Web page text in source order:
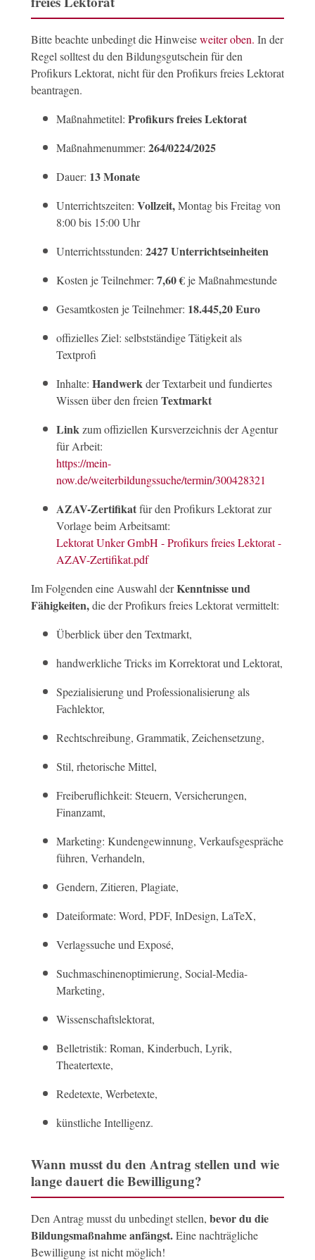
Bitte beachte unbedingt die Hinweiseweiter oben. In der
Regel solltest du den Bildungsgutschein für den
Profikurs Lektorat, nicht für den Profikurs freies Lektorat
beantragen.
Maßnahmetitel: Profikurs freies Lektorat
Maßnahmenummer: 264/0224/2025
Dauer: 13 Monate
Unterrichtszeiten: Vollzeit,Montag bis Freitag von
8:00 bis 15:00 Uhr
Unterrichtsstunden: 2427 Unterrichtseinheiten
Kosten je Teilnehmer: 7,60 €je Maßnahmestunde
Gesamtkosten je Teilnehmer: 18.445,20 Euro
offizielles Ziel: selbstständige Tätigkeit als
Textprofi
Inhalte: Handwerk der Textarbeit und fundiertes
Wissen über den freien Textmarkt
Link zum offiziellen Kursverzeichnis der Agentur
für Arbeit:
https://mein-
now.de/weiterbildungssuche/termin/300428321
AZAV-Zertifikatfür den Profikurs Lektorat zur
Vorlage beim Arbeitsamt:
Lektorat Unker GmbH - Profikurs freies Lektorat -
AZAV-Zertifikat.pdf
Im Folgenden eine Auswahl derKenntnisse und
Fähigkeiten,die der Profikurs freies Lektorat vermittelt:
Überblick über den Textmarkt,
handwerkliche Tricks im Korrektorat und Lektorat,
Spezialisierung und Professionalisierung als
Fachlektor,
Rechtschreibung, Grammatik, Zeichensetzung,
Stil, rhetorische Mittel,
Freiberuflichkeit: Steuern, Versicherungen,
Finanzamt,
Marketing: Kundengewinnung, Verkaufsgespräche
führen, Verhandeln,
Gendern, Zitieren, Plagiate,
Dateiformate: Word, PDF, InDesign, LaTeX,
Verlagssuche und Exposé,
Suchmaschinenoptimierung, Social-Media-
Marketing,
Wissenschaftslektorat,
Belletristik: Roman, Kinderbuch, Lyrik,
Theatertexte,
Redetexte, Werbetexte,
künstliche Intelligenz.
Wann musst du den Antrag stellen und wie
lange dauert die Bewilligung?
Den Antrag musst du unbedingt stellen, bevor du die
Bildungsmaßnahme anfängst.Eine nachträgliche
Bewilligung ist nicht möglich!